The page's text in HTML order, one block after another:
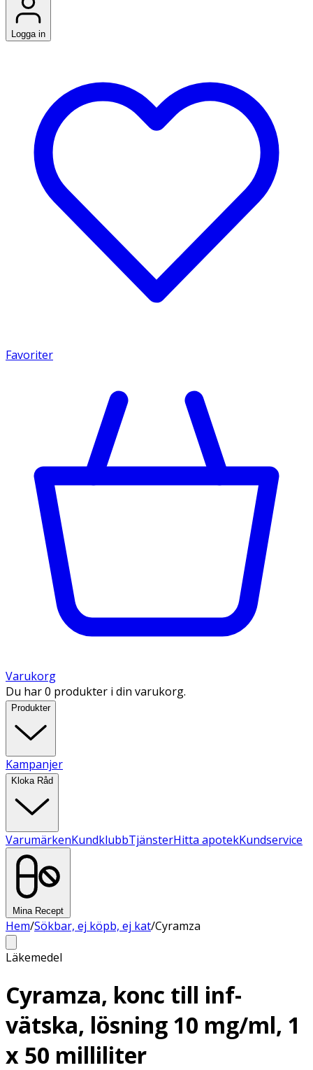
Logga in
Favoriter
Varukorg
Du har 0 produkter i din varukorg.
Produkter
Kampanjer
Kloka Råd
VarumärkenKundklubbTjänsterHitta apotekKundservice
Mina Recept
Hem/Sökbar, ej köpb, ej kat/Cyramza
Läkemedel
Cyramza, konc till inf-
vätska, lösning 10 mg/ml, 1
x 50 milliliter